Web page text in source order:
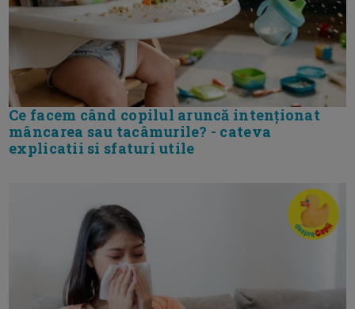
Ce facem când copilul aruncă intenționat
mâncarea sau tacâmurile? - cateva
explicatii si sfaturi utile